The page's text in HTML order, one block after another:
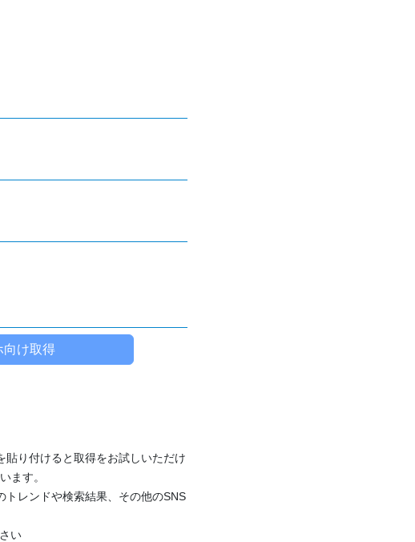
り付けると取得をお試しいただけ
ます。
レンドや検索結果、その他のSNS
い